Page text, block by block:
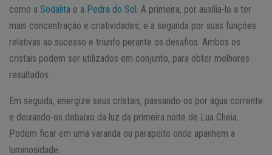
como a Sodalita e a Pedra do Sol . A primeira, por auxilia-lo a ter
mais concentração e criatividades; e a segunda por suas funções
relativas ao sucesso e triunfo perante os desafios. Ambos os
cristais podem ser utilizados em conjunto, para obter melhores
resultados.
Em seguida, energize seus cristais, passando-os por água corrente
e deixando-os debaixo da luz da primeira noite de Lua Cheia.
Podem ficar em uma varanda ou parapeito onde apanhem a
luminosidade.